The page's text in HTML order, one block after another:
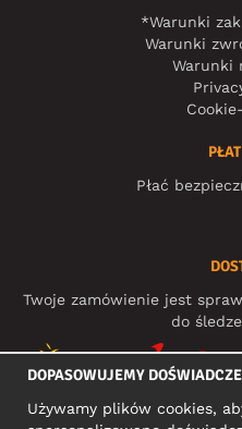
*Warunki
Warunki
Warunki
Płać
Twoje zamówienie jest
do
MEDIA
DOPASOWUJEMY
Używamy plików cookies,